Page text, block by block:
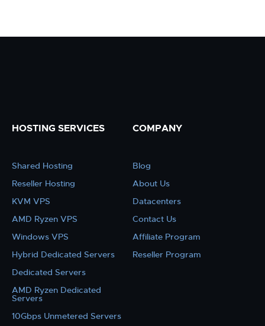
HOSTING SERVICES
Shared Hosting
Reseller Hosting
KVM VPS
AMD Ryzen VPS
Windows VPS
Hybrid Dedicated Servers
Dedicated Servers
AMD Ryzen Dedicated
Servers
10Gbps Unmetered Servers
COMPANY
Blog
About Us
Datacenters
Contact Us
Affiliate Program
Reseller Program